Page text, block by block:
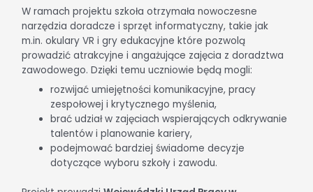
W ramach projektu szkoła otrzymała nowoczesne
narzędzia doradcze i sprzęt informatyczny, takie jak
m.in. okulary VR i gry edukacyjne które pozwolą
prowadzić atrakcyjne i angażujące zajęcia z doradztwa
zawodowego. Dzięki temu uczniowie będą mogli:
rozwijać umiejętności komunikacyjne, pracy
zespołowej i krytycznego myślenia,
brać udział w zajęciach wspierających odkrywanie
talentów i planowanie kariery,
podejmować bardziej świadome decyzje
dotyczące wyboru szkoły i zawodu.